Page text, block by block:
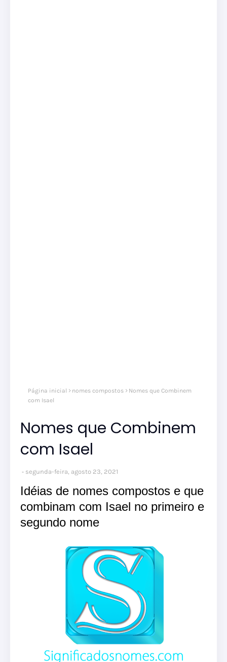
Página inicial nomes compostos
Nomes que Combinem
com Isael
Nomes que Combinem
com Isael
segunda-feira, agosto 23, 2021
Idéias de nomes compostos e que
combinam com Isael no primeiro e
segundo nome